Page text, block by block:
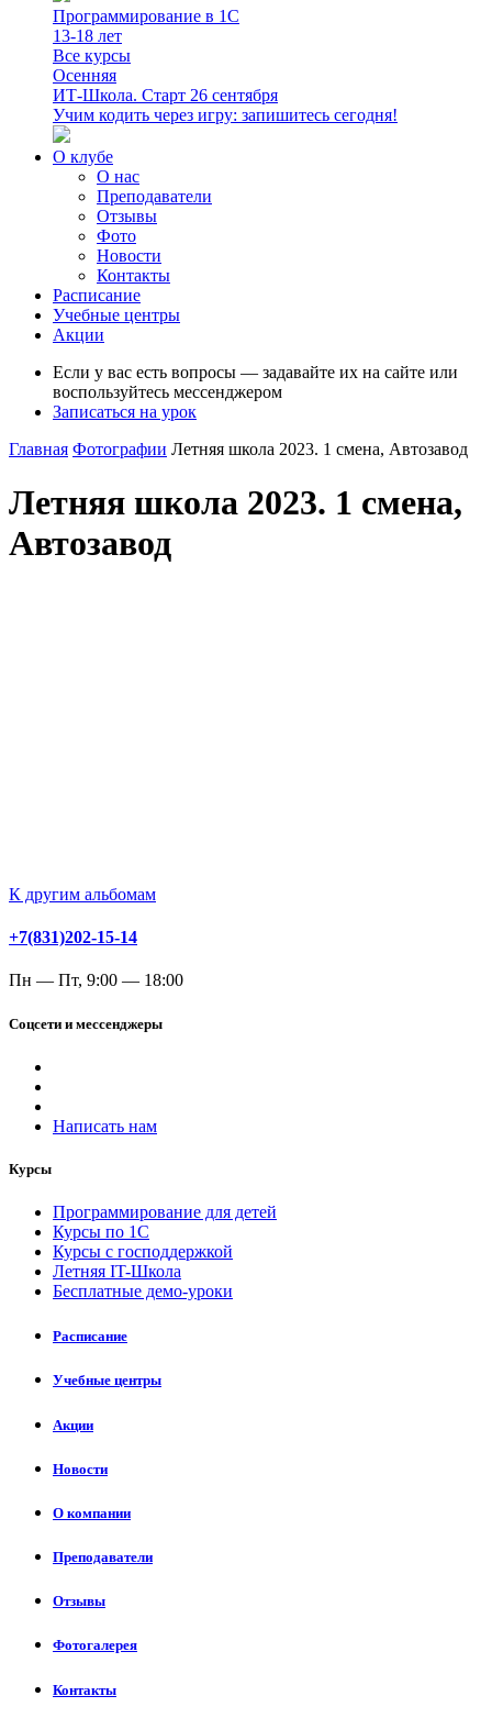
Программирование в 1С
13-18 лет
Все курсы
Осенняя
ИТ-Школа. Старт 26 сентября
Учим кодить через игру: запишитесь сегодня!
О клубе
О нас
Преподаватели
Отзывы
Фото
Новости
Контакты
Расписание
Учебные центры
Акции
Если у вас есть вопросы — задавайте их на сайте или
воспользуйтесь мессенджером
Записаться на урок
Главная Фотографии Летняя школа 2023. 1 смена, Автозавод
Летняя школа 2023. 1 смена,
Автозавод
К другим альбомам
+7(831)202-15-14
Пн — Пт, 9:00 — 18:00
Соцсети и мессенджеры
Написать нам
Курсы
Программирование для детей
Курсы по 1С
Курсы с господдержкой
Летняя IT-Школа
Бесплатные демо-уроки
Расписание
Учебные центры
Акции
Новости
О компании
Преподаватели
Отзывы
Фотогалерея
Контакты